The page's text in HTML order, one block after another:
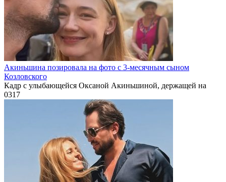
Акиньшина позировала на фото с 3-месячным сыном
Козловского
Кадр с улыбающейся Оксаной Акиньшиной, держащей на
0317